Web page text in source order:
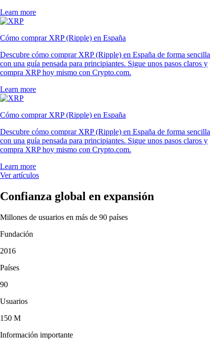
Learn more
Cómo comprar XRP (Ripple) en España
Descubre cómo comprar XRP (Ripple) en España de forma sencilla
con una guía pensada para principiantes. Sigue unos pasos claros y
compra XRP hoy mismo con Crypto.com.
Learn more
Cómo comprar XRP (Ripple) en España
Descubre cómo comprar XRP (Ripple) en España de forma sencilla
con una guía pensada para principiantes. Sigue unos pasos claros y
compra XRP hoy mismo con Crypto.com.
Learn more
Ver artículos
Confianza global en expansión
Millones de usuarios en más de 90 países
Fundación
2016
Países
90
Usuarios
150 M
Información importante